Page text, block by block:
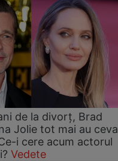
de la divorț, Brad
Jolie tot mai au ceva
i cere acum actorul
Vedete